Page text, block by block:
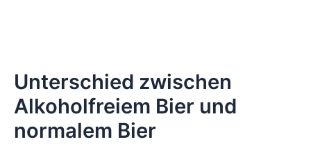
Unterschied zwischen
Alkoholfreiem Bier und
normalem Bier